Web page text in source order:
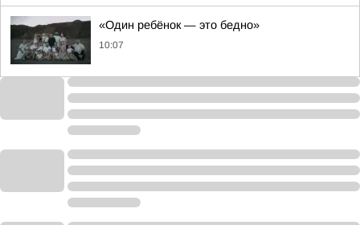
«Один ребёнок — это бедно»
10:07